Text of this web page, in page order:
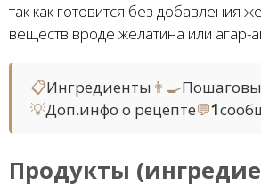
так как готовится без добавления
веществ вроде желатина или агар-
📋Ингредиенты 👨‍🍳
💡Доп.инфо о рецепте💬1
Продукты